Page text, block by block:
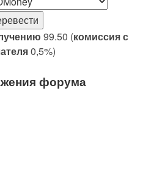
99.50 (комиссия с
0,5%)
форума